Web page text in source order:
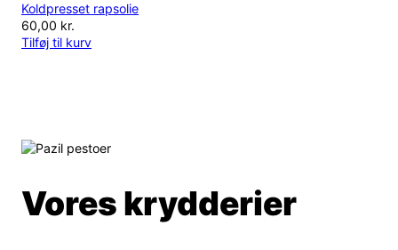
Koldpresset rapsolie
60,00 kr.
Tilføj til kurv
Vores krydderier